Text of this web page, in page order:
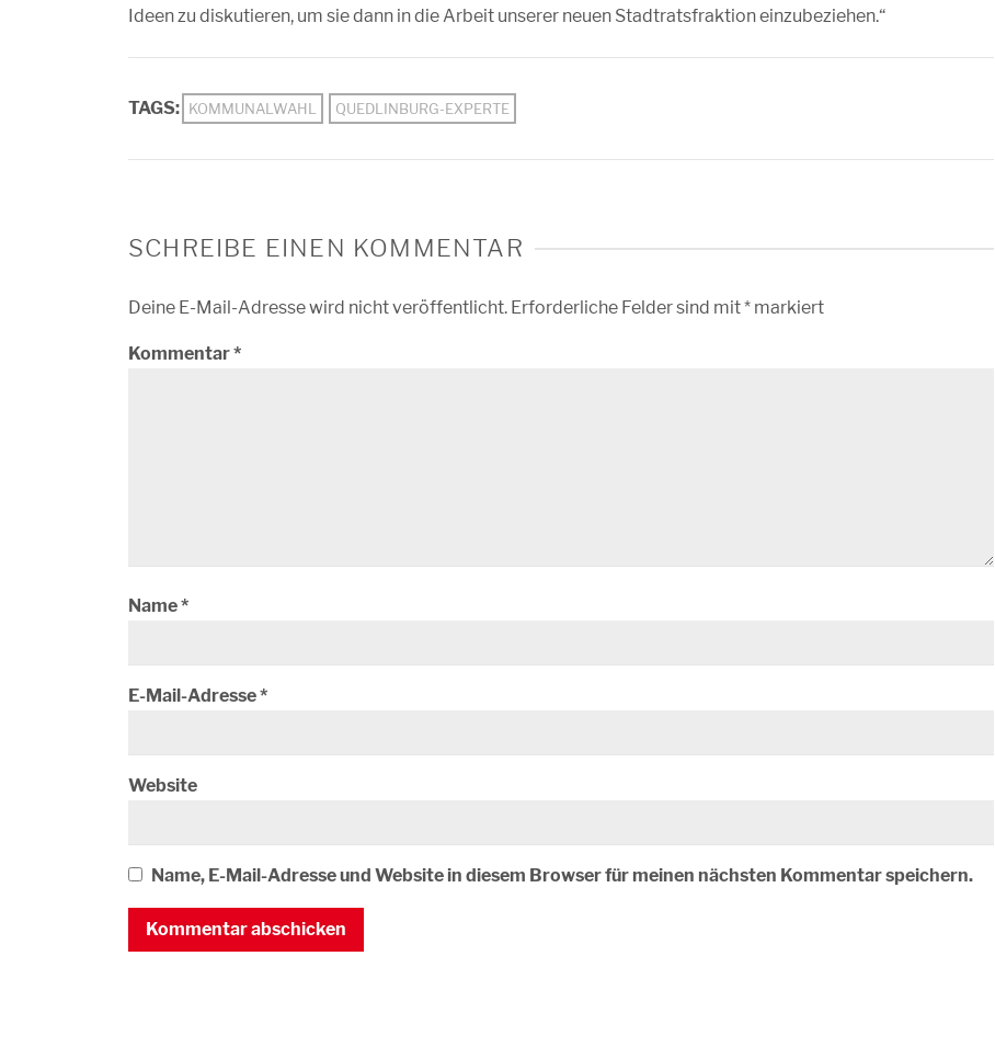
Ideen zu diskutieren, um sie dann in die Arbeit unserer neuen Stadtratsfraktion einzubeziehen.“
TAGS: KOMMUNALWAHL QUEDLINBURG-EXPERTE
SCHREIBE EINEN KOMMENTAR
Deine E-Mail-Adresse wird nicht veröffentlicht. Erforderliche Felder sind mit* markiert
Kommentar*
Name*
E-Mail-Adresse*
Website
Name, E-Mail-Adresse und Website in diesem Browser für meinen nächsten Kommentar speichern.